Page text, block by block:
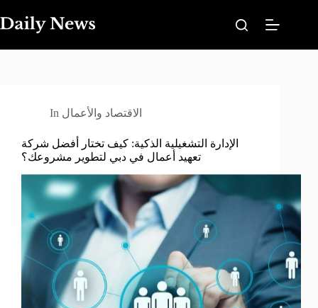
la
conținut
In الاقتصاد والأعمال
الإدارة التشغيلية الذكية: كيف تختار أفضل شركة
تعهيد أعمال في دبي لتطوير مشروعك؟